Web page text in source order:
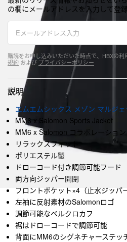
の欄にメールアドレスを入力して登録
購読をお申し込みいただいた時点で、HBXの利
規約 および プライバシーポリシー
説明
エムエムシックス メゾン マルジェ
MM6 x Salomon Sports Jacket
MM6 x Salomon コラボレーション
リラックスフィット
ポリエステル製
ドローコード付き調節可能フード
両方向ジッパー開閉
フロントポケット×4（止水ジッパー
左袖に反射素材のSalomonロゴ
調節可能なベルクロカフ
裾はドローコードで調節可能
背面にMM6のシグネチャーステッ